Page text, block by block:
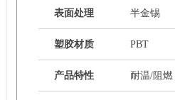
表面处理 半金锡
塑胶材质 PBT
产品特性 耐温/阻燃